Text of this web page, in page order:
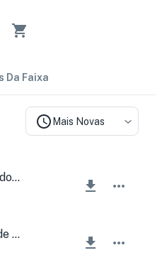
Da Faixa
Mais Novas
Natal batendo à porta
Mensagem de Gabriel (caixa de música de Natal e sinos)